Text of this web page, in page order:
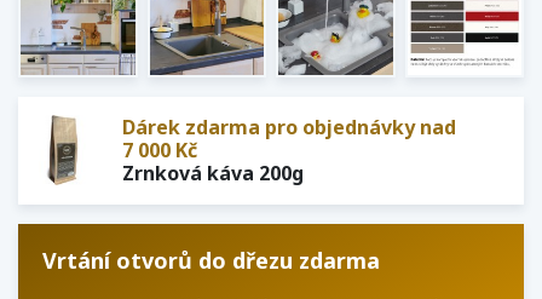
Dárek zdarma pro objednávky nad
7 000 Kč
Zrnková káva 200g
Vrtání otvorů do dřezu zdarma